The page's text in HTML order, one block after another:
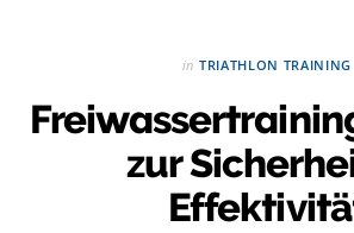
in TRIATHLON TRAINING
zur